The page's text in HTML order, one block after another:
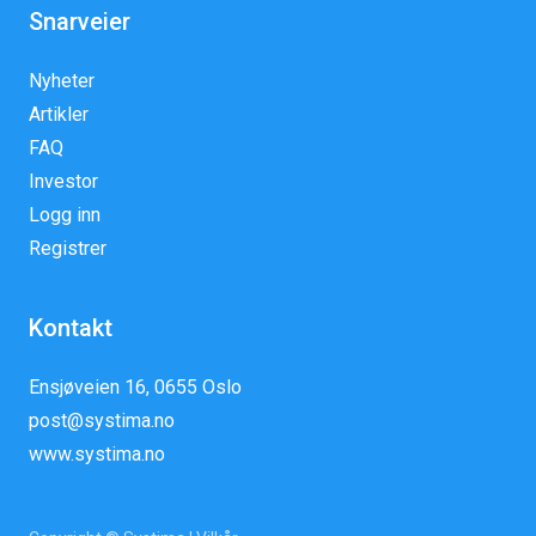
Snarveier
Nyheter
Artikler
FAQ
Investor
Logg inn
Registrer
Kontakt
Ensjøveien 16, 0655 Oslo
post@systima.no
www.systima.no